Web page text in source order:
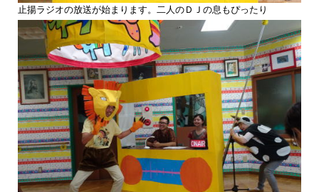
止揚ラジオの放送が始まります。二人のＤＪの息もぴったり